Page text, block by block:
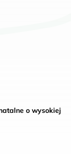
o wysokiej